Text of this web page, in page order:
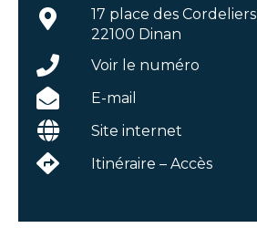
17 place des Cordeliers
22100 Dinan
Voir le numéro
E-mail
Site internet
Itinéraire – Accès